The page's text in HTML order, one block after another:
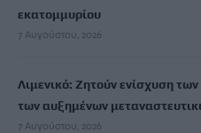
εκατομμυρίου
7 Αυγούστου, 2026
Λιμενικό: Ζητούν ενίσχυση
των αυξημένων
7 Αυγούστου, 2026